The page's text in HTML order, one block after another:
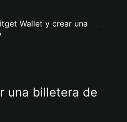
Wallet y crear una
una billetera de